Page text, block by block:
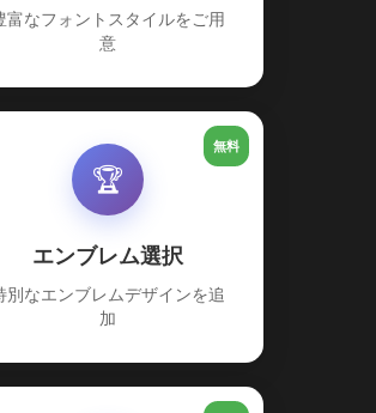
富なフォントスタイルをご用
意
無料
🏆
エンブレム選択
別なエンブレムデザインを追
加